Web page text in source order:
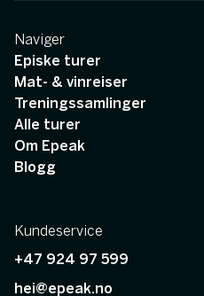
Naviger
Episke turer
Mat- & vinreiser
Treningssamlinger
Alle turer
Om Epeak
Blogg
Kundeservice
+47 924 97 599
hei@epeak.no